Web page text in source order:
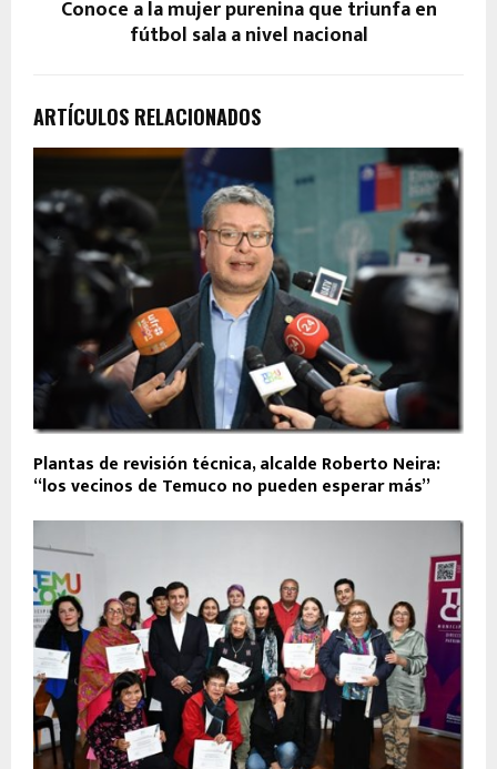
Conoce a la mujer purenina que triunfa en
fútbol sala a nivel nacional
ARTÍCULOS RELACIONADOS
Plantas de revisión técnica, alcalde Roberto Neira:
“los vecinos de Temuco no pueden esperar más”